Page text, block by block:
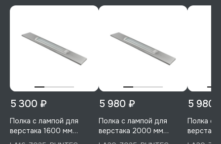
5 300 ₽
Полка с лампой для
верстака 1600 мм
5 980 ₽
Полка с лампой для
верстака 2000 мм
5 980
Полка с